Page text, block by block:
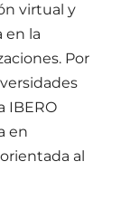
virtual y
en la
Por
IBERO
en
al